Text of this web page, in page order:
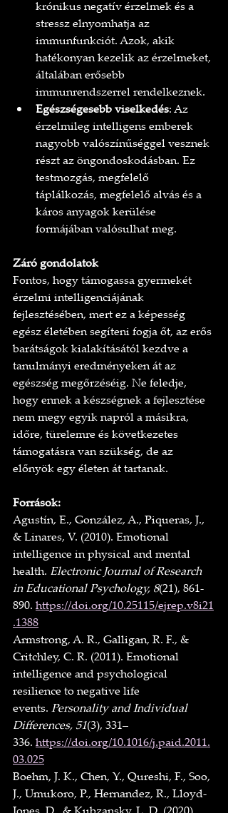
krónikus negatív érzelmek és a
stressz elnyomhatja az
immunfunkciót. Azok, akik
hatékonyan kezelik az érzelmeket,
általában erősebb
immunrendszerrel rendelkeznek.
Egészségesebb viselkedés: Az
érzelmileg intelligens emberek
nagyobb valószínűséggel vesznek
részt az öngondoskodásban. Ez
testmozgás, megfelelő
táplálkozás, megfelelő alvás és a
káros anyagok kerülése
formájában valósulhat meg.
Záró gondolatok
Fontos, hogy támogassa gyermekét
érzelmi intelligenciájának
fejlesztésében, mert ez a képesség
egész életében segíteni fogja őt, az erős
barátságok kialakításától kezdve a
tanulmányi eredményeken át az
egészség megőrzéséig. Ne feledje,
hogy ennek a készségnek a fejlesztése
nem megy egyik napról a másikra,
időre, türelemre és következetes
támogatásra van szükség, de az
előnyök egy életen át tartanak.
Források:
Agustín, E., González, A., Piqueras, J.,
& Linares, V. (2010). Emotional
intelligence in physical and mental
health. Electronic Journal of Research
in Educational Psychology, 8(21), 861-
890. https://doi.org/10.25115/ejrep.v8i21
.1388
Armstrong, A. R., Galligan, R. F., &
Critchley, C. R. (2011). Emotional
intelligence and psychological
resilience to negative life
events. Personality and Individual
Differences, 51(3), 331–
336. https://doi.org/10.1016/j.paid.2011.
03.025
Boehm, J. K., Chen, Y., Qureshi, F., Soo,
J., Umukoro, P., Hernandez, R., Lloyd-